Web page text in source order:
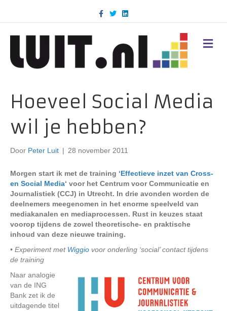
c
k
T
w
i
n
d
M
E
Hoeveel Social Media
wil je hebben?
Door Peter Luit | 28 november 2011
Morgen start ik met de training ‘Effectieve inzet van Cross-
en Social Media‘ voor het Centrum voor Communicatie en
Journalistiek (CCJ) in Utrecht. In drie avonden worden de
deelnemers meegenomen in het enorme speelveld van
mediakanalen en mediaprocessen. Rust in keuzes staat
voorop tijdens de zowel theoretische- en praktische
inhoud van deze nieuwe training.
• Experiment met Wiggio voor onderling ‘social’ contact tijdens
de training
Naar analogie
van de ING
Bank zet ik de
uitdagende titel